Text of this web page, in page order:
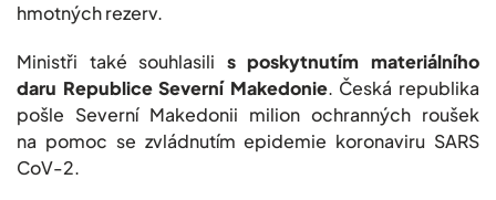
hmotných rezerv.
Ministři také souhlasili s poskytnutím materiálního
daru Republice Severní Makedonie. Česká republika
pošle Severní Makedonii milion ochranných roušek
na pomoc se zvládnutím epidemie koronaviru SARS
CoV-2.